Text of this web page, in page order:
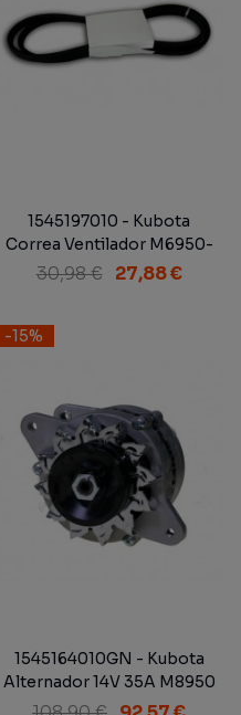
1545197010 - Kubota
Correa Ventilador M6950-
M7950DT
30,98 € 27,88 €
-15%
1545164010GN - Kubota
Alternador 14V 35A M8950
DT Adaptable